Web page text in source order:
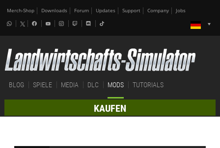
Merch-Shop Downloads Forum Updates Support Company Jobs
BLOG SPIELE MEDIA DLC MODS TUTORIALS
KAUFEN